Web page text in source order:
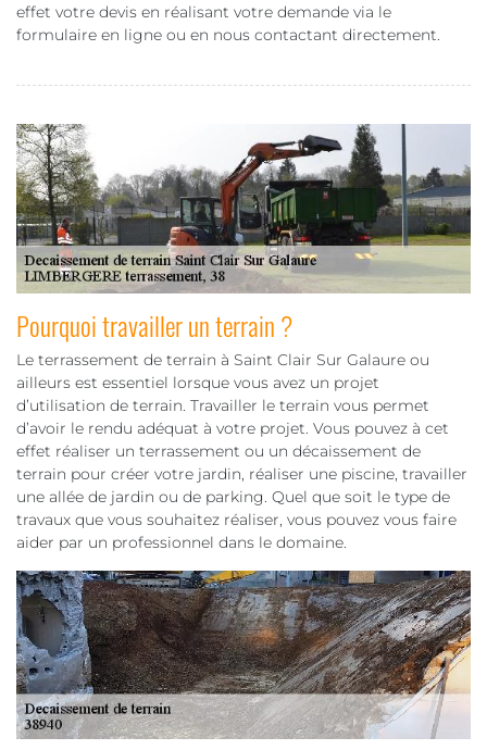
effet votre devis en réalisant votre demande via le
formulaire en ligne ou en nous contactant directement.
Pourquoi travailler un terrain ?
Le terrassement de terrain à Saint Clair Sur Galaure ou
ailleurs est essentiel lorsque vous avez un projet
d’utilisation de terrain. Travailler le terrain vous permet
d’avoir le rendu adéquat à votre projet. Vous pouvez à cet
effet réaliser un terrassement ou un décaissement de
terrain pour créer votre jardin, réaliser une piscine, travailler
une allée de jardin ou de parking. Quel que soit le type de
travaux que vous souhaitez réaliser, vous pouvez vous faire
aider par un professionnel dans le domaine.